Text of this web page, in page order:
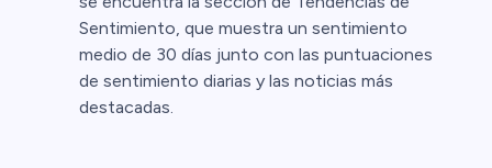
Sentimiento, que muestra un sentimiento
medio de 30 días junto con las puntuaciones
de sentimiento diarias y las noticias más
destacadas.